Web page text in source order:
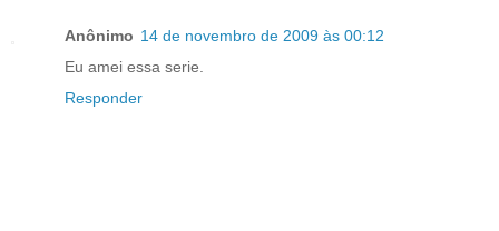
Anônimo 14 de novembro de 2009 às 00:12
Eu amei essa serie.
Responder